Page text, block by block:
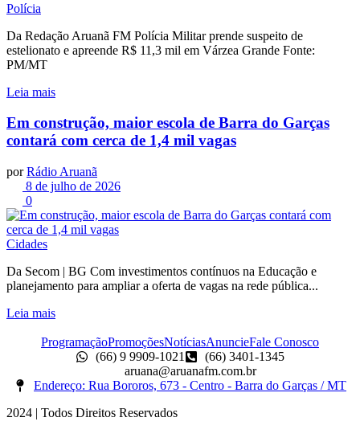
Polícia
Da Redação Aruanã FM Polícia Militar prende suspeito de
estelionato e apreende R$ 11,3 mil em Várzea Grande Fonte:
PM/MT
Leia mais
Em construção, maior escola de Barra do Garças
contará com cerca de 1,4 mil vagas
por Rádio Aruanã
8 de julho de 2026
0
Cidades
Da Secom | BG Com investimentos contínuos na Educação e
planejamento para ampliar a oferta de vagas na rede pública...
Leia mais
ProgramaçãoPromoçõesNotíciasAnuncieFale Conosco
(66) 9 9909-1021
(66) 3401-1345
aruana@aruanafm.com.br
Endereço: Rua Bororos, 673 - Centro - Barra do Garças / MT
2024 | Todos Direitos Reservados